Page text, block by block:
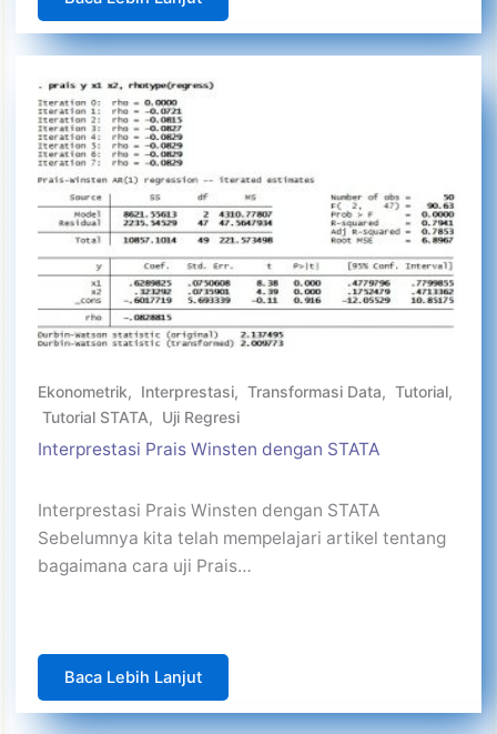
Ekonometrik, Interprestasi, Transformasi Data, Tutorial,
Tutorial STATA, Uji Regresi
Interprestasi Prais Winsten dengan STATA
Interprestasi Prais Winsten dengan STATA
Sebelumnya kita telah mempelajari artikel tentang
bagaimana cara uji Prais…
Baca Lebih Lanjut